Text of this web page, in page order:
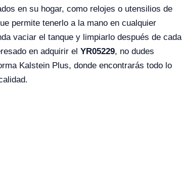
en su hogar, como relojes o utensilios de
permite tenerlo a la mano en cualquier
vaciar el tanque y limpiarlo después de cada
en adquirir el YR05229, no dudes
Kalstein Plus, donde encontrarás todo lo